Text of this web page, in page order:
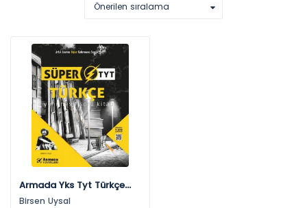
Konulara Göre
YKS TYT-AYT (1)
Yayınevlerine Göre
Nitelik Yayınevi (1)
Yıllara Göre
2020 (1)
Önerilen sıralama
Armada Yks Tyt Türkçe
Süper Soru Kitabı Yeni
Birsen Uysal